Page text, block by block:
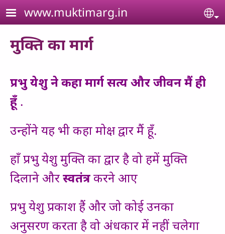
Skip to main content
www.muktimarg.in
मुक्ति का मार्ग
प्रभु येशु ने कहा मार्ग सत्य और जीवन मैं ही
हूँ.
उन्होंने यह भी कहा मोक्ष द्वार मैं हूँ.
हाँ प्रभु येशु मुक्ति का द्वार है वो हमें मुक्ति
दिलाने औरस्वतंत्रकरने आए
प्रभु येशु प्रकाश हैं और जो कोई उनका
अनुसरण करता है वो अंधकार में नहीं चलेगा